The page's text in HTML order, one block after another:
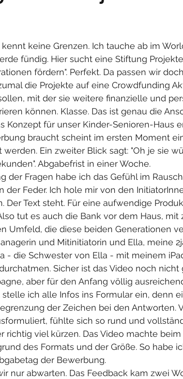
keine Grenzen. Ich tauche ab im
fündig. Hier sucht eine Stiftung
fördern". Perfekt. Da passen wir
die Projekte auf eine Crowdfunding
mit der sie weitere finanzielle und
können. Klasse. Das ist genau die
Konzept für unser Kinder-Senioren-Haus
braucht scheint im ersten Moment
Ein zweiter Blick sagt: "Oh je sie
Abgabefrist in einer Woche.
der Fragen habe ich das Gefühl im
der Feder. Ich hole mir von den
Der Text steht. Für eine aufwendige
tut es auch die Bank vor dem Haus, mit
Umfeld, die diese beiden Generationen
und Mitinitiatorin und Ella, meine
- die Schwester von Ella - mit meinem
Sicher ist das Video noch
aber für den Anfang völlig
ich alle Infos ins Formular ein, denn
der Zeichen bei den Antworten.
fühlte sich so rund und
richtig viel kürzen. Das Video machte
des Formats und der Größe. So habe
der Bewerbung.
nur abwarten. Das Feedback kam zwei